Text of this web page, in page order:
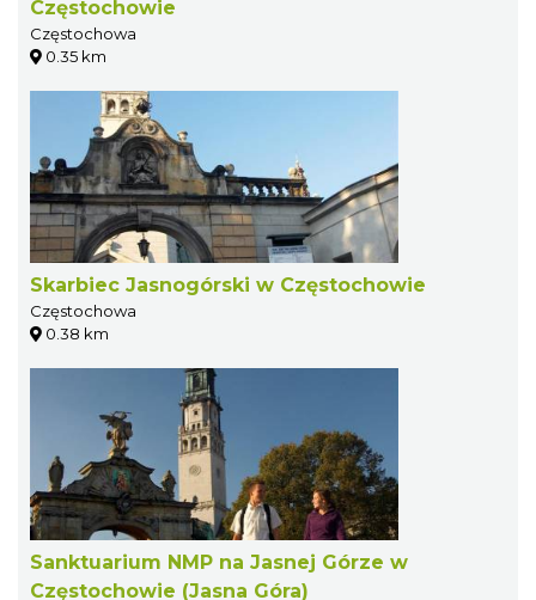
Częstochowie
Częstochowa
0.35 km
Skarbiec Jasnogórski w Częstochowie
Częstochowa
0.38 km
Sanktuarium NMP na Jasnej Górze w
Częstochowie (Jasna Góra)